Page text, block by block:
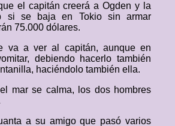
el capitán creerá a Ogden y la
si se baja en Tokio sin armar
75.000 dólares.
va a ver al capitán, aunque en
debiendo hacerlo también
haciéndolo también ella.
mar se calma, los dos hombres
a su amigo que pasó varios